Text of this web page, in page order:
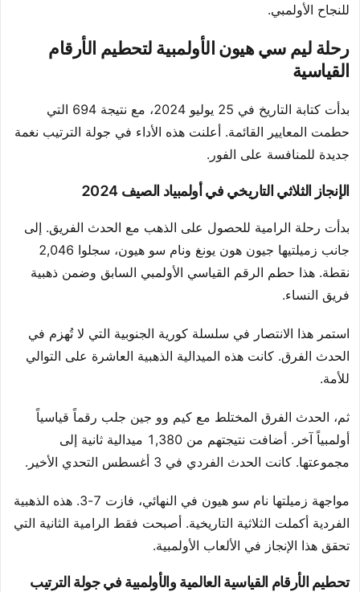
للنجاح الأولمبي.
رحلة ليم سي هيون الأولمبية لتحطيم الأرقام
القياسية
بدأت كتابة التاريخ في 25 يوليو 2024، مع نتيجة 694 التي
حطمت المعايير القائمة. أعلنت هذه الأداء في جولة الترتيب نغمة
جديدة للمنافسة على الفور.
الإنجاز الثلاثي التاريخي في أولمبياد الصيف 2024
بدأت رحلة الرامية للحصول على الذهب مع الحدث الفريق. إلى
جانب زميلتيها جيون هون يونغ ونام سو هيون، سجلوا 2,046
نقطة. هذا حطم الرقم القياسي الأولمبي السابق وضمن ذهبية
فريق النساء.
استمر هذا الانتصار في سلسلة كورية الجنوبية التي لا تُهزم في
الحدث الفرق. كانت هذه الميدالية الذهبية العاشرة على التوالي
للأمة.
ثم، الحدث الفرق المختلط مع كيم وو جين جلب رقماً قياسياً
أولمبياً آخر. أضافت نتيجتهم من 1,380 ميدالية ثانية إلى
مجموعتها. كانت الحدث الفردي في 3 أغسطس التحدي الأخير.
مواجهة زميلتها نام سو هيون في النهائي، فازت 7-3. هذه الذهبية
الفردية أكملت الثلاثية التاريخية. أصبحت فقط الرامية الثانية التي
تحقق هذا الإنجاز في الألعاب الأولمبية.
تحطيم الأرقام القياسية العالمية والأولمبية في جولة الترتيب